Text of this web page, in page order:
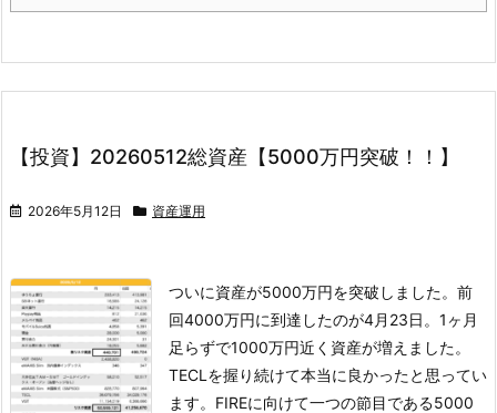
【投資】20260512総資産【5000万円突破！！】
2026年5月12日 資産運用
ついに資産が5000万円を突破しました。前
回4000万円に到達したのが4月23日。1ヶ月
足らずで1000万円近く資産が増えました。
TECLを握り続けて本当に良かったと思ってい
ます。 FIREに向けて一つの節目である5000